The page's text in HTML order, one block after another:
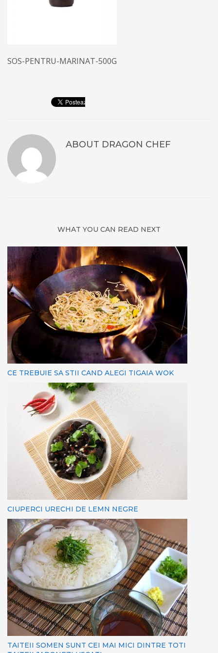
SOS-PENTRU-MARINAT-500G
ABOUT DRAGON CHEF
WHAT YOU CAN READ NEXT
CE TREBUIE SA STII CAND ALEGI TIGAIA WOK
CIUPERCI URECHI DE LEMN NEGRE
TAITEII SOMEN SUNT CEI MAI MICI DINTRE TOTI